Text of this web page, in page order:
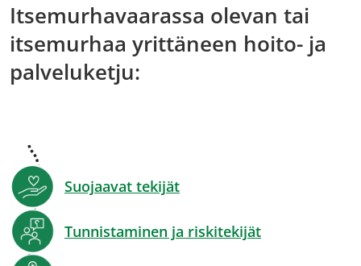
Itsemurhavaarassa olevan tai
itsemurhaa yrittäneen hoito- ja
palveluketju:
Suojaavat tekijät
Tunnistaminen ja riskitekijät